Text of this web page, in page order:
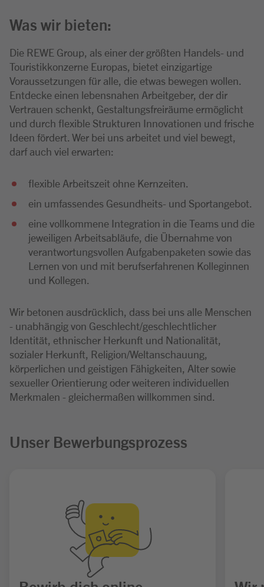
Was wir bieten:
Die REWE Group, als einer der größten Handels- und
Touristikkonzerne Europas, bietet einzigartige
Voraussetzungen für alle, die etwas bewegen wollen.
Entdecke einen lebensnahen Arbeitgeber, der dir
Vertrauen schenkt, Gestaltungsfreiräume ermöglicht
und durch flexible Strukturen Innovationen und frische
Ideen fördert. Wer bei uns arbeitet und viel bewegt,
darf auch viel erwarten:
flexible Arbeitszeit ohne Kernzeiten.
ein umfassendes Gesundheits- und Sportangebot.
eine vollkommene Integration in die Teams und die
jeweiligen Arbeitsabläufe, die Übernahme von
verantwortungsvollen Aufgabenpaketen sowie das
Lernen von und mit berufserfahrenen Kolleginnen
und Kollegen.
Wir betonen ausdrücklich, dass bei uns alle Menschen
- unabhängig von Geschlecht/geschlechtlicher
Identität, ethnischer Herkunft und Nationalität,
sozialer Herkunft, Religion/Weltanschauung,
körperlichen und geistigen Fähigkeiten, Alter sowie
sexueller Orientierung oder weiteren individuellen
Merkmalen - gleichermaßen willkommen sind.
Unser Bewerbungsprozess